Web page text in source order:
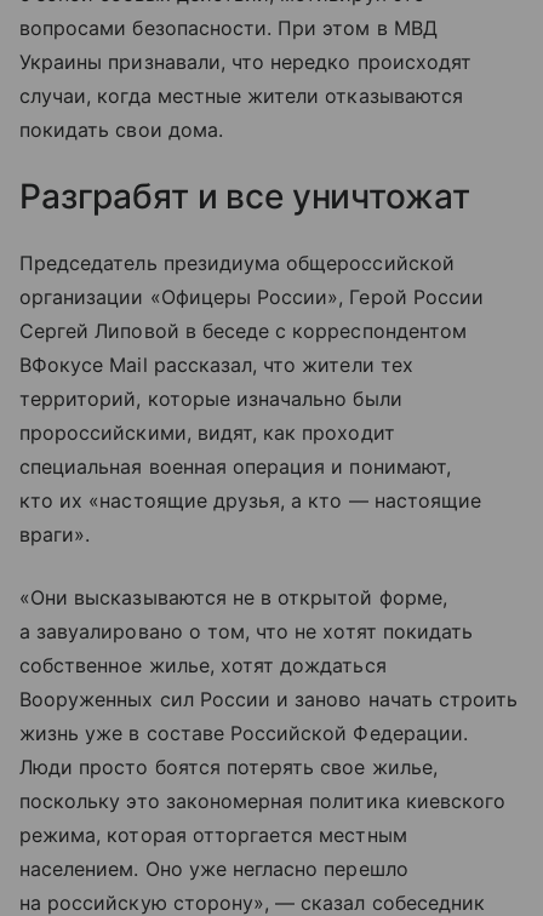
вопросами безопасности. При этом в МВД
Украины признавали, что нередко происходят
случаи, когда местные жители отказываются
покидать свои дома.
Разграбят и все уничтожат
Председатель президиума общероссийской
организации «Офицеры России», Герой России
Сергей Липовой в беседе с корреспондентом
ВФокусе Mail рассказал, что жители тех
территорий, которые изначально были
пророссийскими, видят, как проходит
специальная военная операция и понимают,
кто их «настоящие друзья, а кто — настоящие
враги».
«Они высказываются не в открытой форме,
а завуалировано о том, что не хотят покидать
собственное жилье, хотят дождаться
Вооруженных сил России и заново начать строить
жизнь уже в составе Российской Федерации.
Люди просто боятся потерять свое жилье,
поскольку это закономерная политика киевского
режима, которая отторгается местным
населением. Оно уже негласно перешло
на российскую сторону», — сказал собеседник